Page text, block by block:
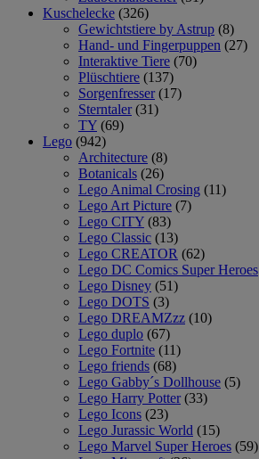
Kuschelecke (326)
Gewichtstiere by Astrup (8)
Hand- und Fingerpuppen (27)
Interaktive Tiere (70)
Plüschtiere (137)
Sorgenfresser (17)
Sterntaler (31)
TY (69)
Lego (942)
Architecture (8)
Botanicals (26)
Lego Animal Crosing (11)
Lego Art Picture (7)
Lego CITY (83)
Lego Classic (13)
Lego CREATOR (62)
Lego DC Comics Super Heroes
Lego Disney (51)
Lego DOTS (3)
Lego DREAMZzz (10)
Lego duplo (67)
Lego Fortnite (11)
Lego friends (68)
Lego Gabby´s Dollhouse (5)
Lego Harry Potter (33)
Lego Icons (23)
Lego Jurassic World (15)
Lego Marvel Super Heroes (59)